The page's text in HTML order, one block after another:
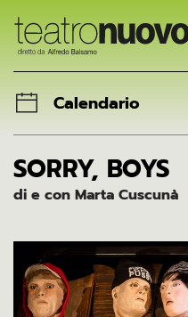
Skip to main content
Calendario
SORRY, BOYS
di e con Marta Cuscunà